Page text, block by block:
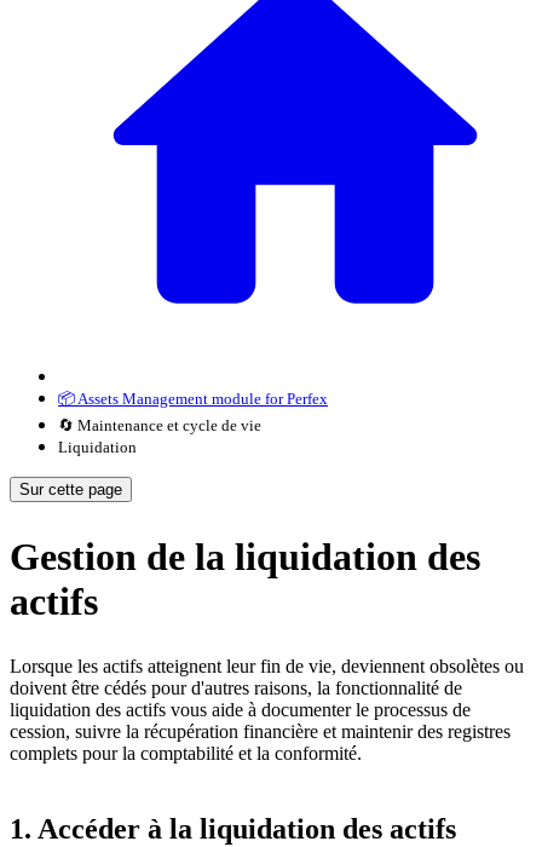
📦 Assets Management module for Perfex
🔄 Maintenance et cycle de vie
Liquidation
Sur cette page
Gestion de la liquidation des
actifs
Lorsque les actifs atteignent leur fin de vie, deviennent obsolètes ou
doivent être cédés pour d'autres raisons, la fonctionnalité de
liquidation des actifs vous aide à documenter le processus de
cession, suivre la récupération financière et maintenir des registres
complets pour la comptabilité et la conformité.
1. Accéder à la liquidation des actifs